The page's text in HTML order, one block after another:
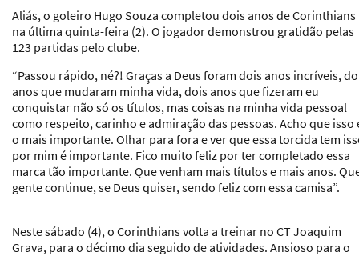
Aliás, o goleiro Hugo Souza completou dois anos de Corinthians
na última quinta-feira (2). O jogador demonstrou gratidão pelas
123 partidas pelo clube.
“Passou rápido, né?! Graças a Deus foram dois anos incríveis,
anos que mudaram minha vida, dois anos que fizeram eu
conquistar não só os títulos, mas coisas na minha vida pessoal
como respeito, carinho e admiração das pessoas. Acho que isso
o mais importante. Olhar para fora e ver que essa torcida tem
por mim é importante. Fico muito feliz por ter completado essa
marca tão importante. Que venham mais títulos e mais anos.
gente continue, se Deus quiser, sendo feliz com essa camisa”.
Neste sábado (4), o Corinthians volta a treinar no CT Joaquim
Grava, para o décimo dia seguido de atividades. Ansioso para o